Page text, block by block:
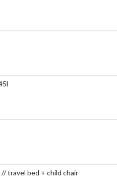
travel bed + child chair